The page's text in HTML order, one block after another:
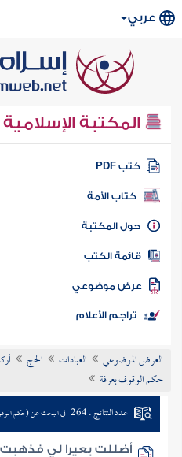
عربي
المكتبة الإسلامية
كتب PDF
كتاب الأمة
المكتبة
الكتب
موضوعي
تراجم الأعلام
العرض الموضوعي العبادات الحج
حكم الوقوف بعرفة
عدد النتائج : 264 في البحث عن (حكم
أضللت بعيرا لي